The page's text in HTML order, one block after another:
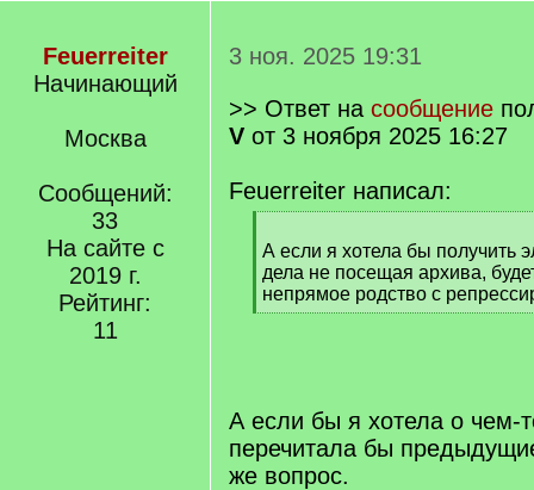
Feuerreiter
Начинающий
Москва
Сообщений:
33
На сайте с
2019 г.
Рейтинг:
11
3 ноя. 2025 19:31
>> Ответ на сообщение
V от 3 ноября 2025 16:27
Feuerreiter написал:
q
]
А если я хотела бы получить
дела не посещая архива,
непрямое родство с
[
А если бы я хотела о чем-
перечитала бы
же вопрос.